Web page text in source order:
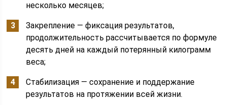
несколько месяцев;
Закрепление — фиксация результатов,
продолжительность рассчитывается по формуле
десять дней на каждый потерянный килограмм
веса;
Стабилизация — сохранение и поддержание
результатов на протяжении всей жизни.